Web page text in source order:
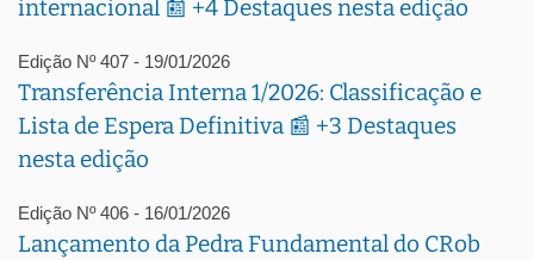
internacional 📰 +4 Destaques nesta edição
Edição Nº 407 - 19/01/2026
Transferência Interna 1/2026: Classificação e
Lista de Espera Definitiva 📰 +3 Destaques
nesta edição
Edição Nº 406 - 16/01/2026
Lançamento da Pedra Fundamental do CRob